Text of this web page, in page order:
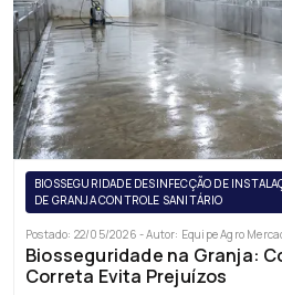
BIOSSEGURIDADE DESINFECÇÃO DE
DE GRANJA CONTROLE SANITÁRIO
Postado: 22/05/2026 - Autor: Equipe Agro
Biosseguridade na Granja:
Correta Evita Prejuízos